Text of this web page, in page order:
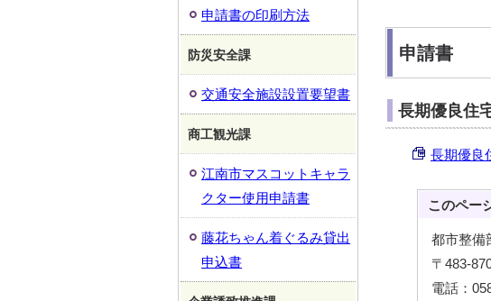
申請書
長期優良住
長期優良
このペー
都市整備
〒483-
電話：
申請書の印刷方法
防災安全課
交通安全施設設置要望書
商工観光課
江南市マスコットキャラ
クター使用申請書
藤花ちゃん着ぐるみ貸出
申込書